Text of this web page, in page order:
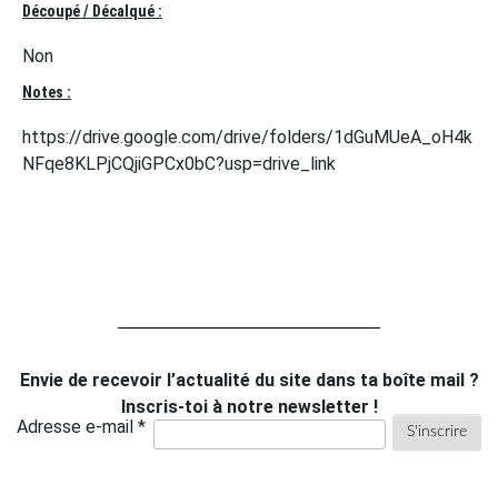
Découpé / Décalqué :
Non
Notes :
https://drive.google.com/drive/folders/1dGuMUeA_oH4k
NFqe8KLPjCQjiGPCx0bC?usp=drive_link
Envie de recevoir l’actualité du site dans ta boîte mail ?
Inscris-toi à notre newsletter !
Adresse e-mail *